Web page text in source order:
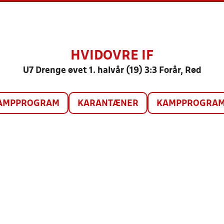
HVIDOVRE IF
U7 Drenge øvet 1. halvår (19) 3:3 Forår, Rød
KARANTÆNER